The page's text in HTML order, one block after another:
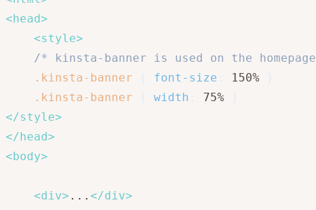
<head>
<style>
/* kinsta-banner is used on the
.kinsta-banner
font-size 150%
.kinsta-banner
width 75%
</style>
</head>
<body>
<div> ... </div>